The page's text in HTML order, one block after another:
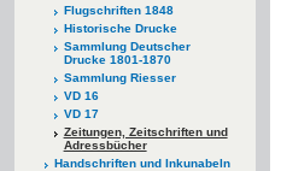
Flugschriften 1848
Historische Drucke
Sammlung Deutscher
Drucke 1801-1870
Sammlung Riesser
VD 16
VD 17
Zeitungen, Zeitschriften und
Adressbücher
Handschriften und Inkunabeln